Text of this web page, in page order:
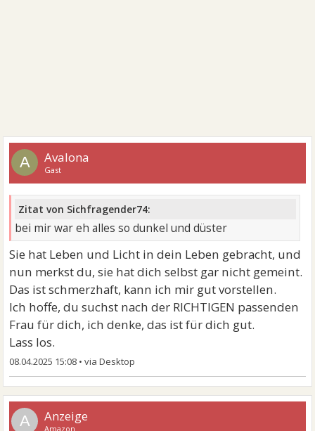
A Avalona
Gast
Zitat von Sichfragender74:
bei mir war eh alles so dunkel und düster
Sie hat Leben und Licht in dein Leben gebracht, und
nun merkst du, sie hat dich selbst gar nicht gemeint.
Das ist schmerzhaft, kann ich mir gut vorstellen.
Ich hoffe, du suchst nach der RICHTIGEN passenden
Frau für dich, ich denke, das ist für dich gut.
Lass los.
08.04.2025 15:08 •
A